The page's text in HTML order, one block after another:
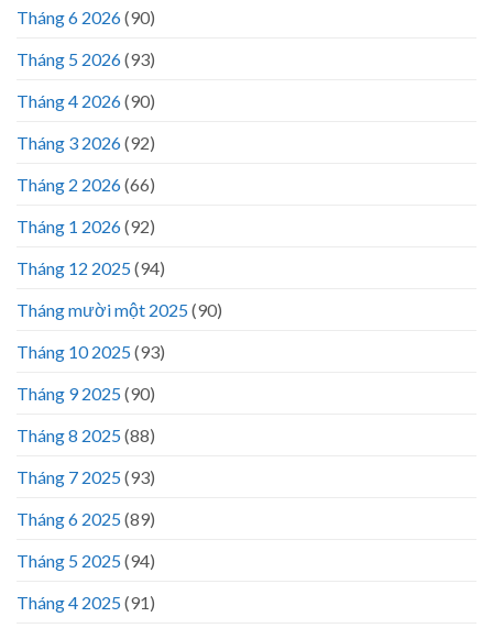
Tháng 6 2026(90)
Tháng 5 2026(93)
Tháng 4 2026(90)
Tháng 3 2026(92)
Tháng 2 2026(66)
Tháng 1 2026(92)
Tháng 12 2025(94)
Tháng mười một 2025(90)
Tháng 10 2025(93)
Tháng 9 2025(90)
Tháng 8 2025(88)
Tháng 7 2025(93)
Tháng 6 2025(89)
Tháng 5 2025(94)
Tháng 4 2025(91)